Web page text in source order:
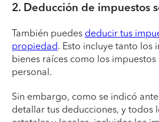
2. Deducción de impuestos
También puedes deducir tus
propiedad. Esto incluye tanto los
bienes raíces como los
personal.
Sin embargo, como se indicó
detallar tus deducciones, y todos